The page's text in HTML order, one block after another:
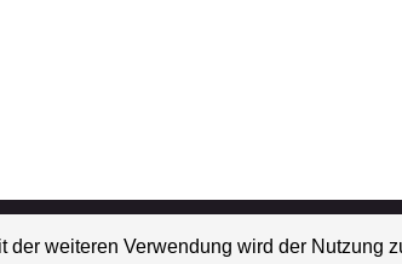
weiteren Verwendung wird der Nutzung